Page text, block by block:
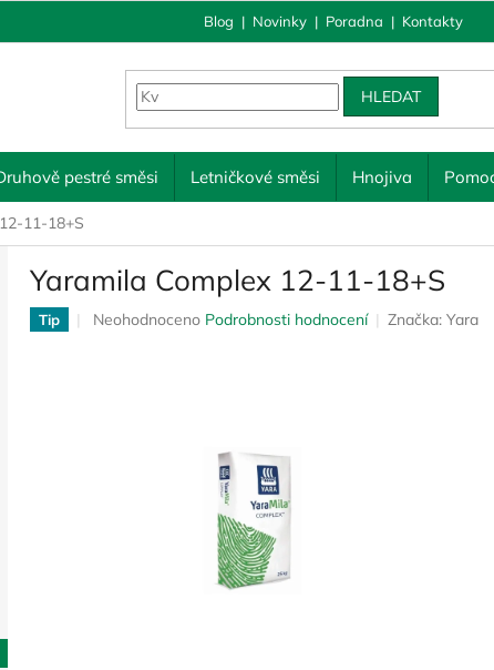
Blog | Novinky | Poradna | Kontakty
HLEDAT
pestré směsi Letničkové směsi Hnojiva
11-18+S
Yaramila Complex 12-11-18+S
Tip
Průměrné
Neohodnoceno Podrobnosti hodnocení Značka: Yara